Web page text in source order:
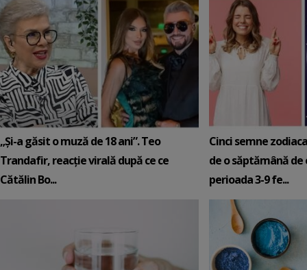
„Și-a găsit o muză de 18 ani”. Teo
Trandafir, reacție virală după ce ce
Cătălin Bo...
Cinci semne
de o săptămână de
perioada 3-9 fe...